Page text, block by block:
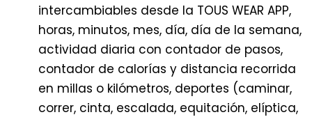
intercambiables desde la TOUS WEAR APP,
horas, minutos, mes, día, día de la semana,
actividad diaria con contador de pasos,
contador de calorías y distancia recorrida
en millas o kilómetros, deportes (caminar,
correr, cinta, escalada, equitación, elíptica,